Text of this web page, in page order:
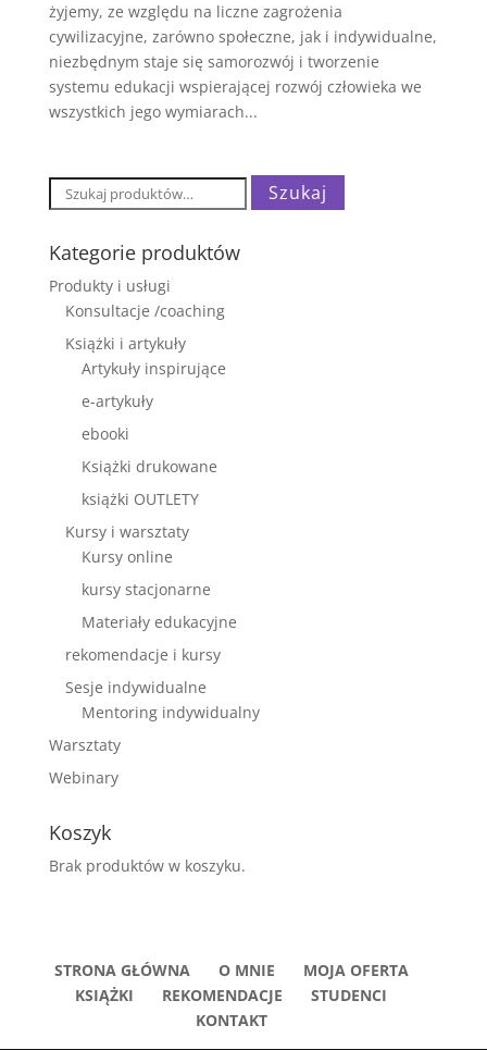
żyjemy, ze względu na liczne zagrożenia
cywilizacyjne, zarówno społeczne, jak i indywidualne,
niezbędnym staje się samorozwój i tworzenie
systemu edukacji wspierającej rozwój człowieka we
wszystkich jego wymiarach...
Szukaj: Szukaj
Kategorie produktów
Produkty i usługi
Konsultacje /coaching
Książki i artykuły
Artykuły inspirujące
e-artykuły
ebooki
Książki drukowane
książki OUTLETY
Kursy i warsztaty
Kursy online
kursy stacjonarne
Materiały edukacyjne
rekomendacje i kursy
Sesje indywidualne
Mentoring indywidualny
Warsztaty
Webinary
Koszyk
Brak produktów w koszyku.
STRONA GŁÓWNA O MNIE
MOJA OFERTA
KSIĄŻKI
REKOMENDACJE
STUDENCI
KONTAKT